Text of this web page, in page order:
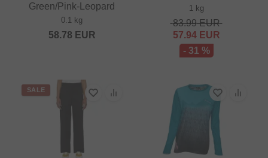
Green/Pink-Leopard
0.1 kg
58.78 EUR
1 kg
83.99EUR
57.94EUR
- 31 %
SALE